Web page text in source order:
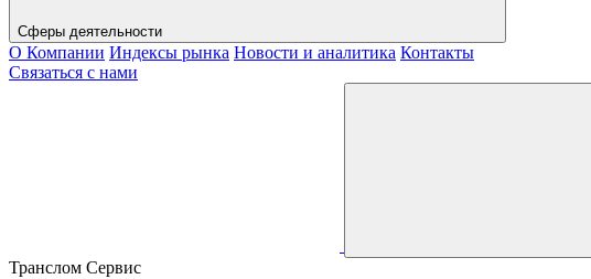
Сферы деятельности
О Компании Индексы рынка Новости и аналитика Контакты
Связаться с нами
Транслом Сервис